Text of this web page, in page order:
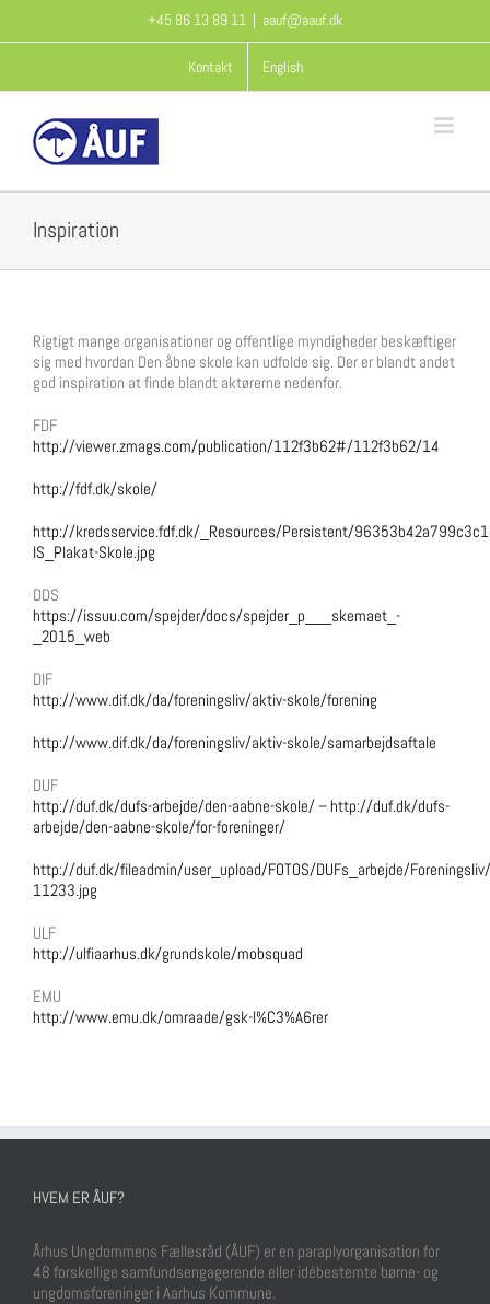
+45 86 13 89 11 aauf@aauf.dk
Kontakt English
Inspiration
Rigtigt mange organisationer og offentlige myndigheder beskæftiger
sig med hvordan Den åbne skole kan udfolde sig. Der er blandt andet
god inspiration at finde blandt aktørerne nedenfor.
FDF
http://viewer.zmags.com/publication/112f3b62#/112f3b62/14
http://fdf.dk/skole/
http://kredsservice.fdf.dk/_Resources/Persistent/
IS_Plakat-Skole.jpg
DDS
https://issuu.com/spejder/docs/spejder_p___skemaet_-
_2015_web
DIF
http://www.dif.dk/da/foreningsliv/aktiv-skole/forening
http://www.dif.dk/da/foreningsliv/aktiv-skole/samarbejdsaftale
DUF
http://duf.dk/dufs-arbejde/den-aabne-skole/ – http://duf.dk/dufs-
arbejde/den-aabne-skole/for-foreninger/
http://duf.dk/fileadmin/user_upload/FOTOS/DUFs_arbejde/
11233.jpg
ULF
http://ulfiaarhus.dk/grundskole/mobsquad
EMU
http://www.emu.dk/omraade/gsk-l%C3%A6rer
HVEM ER ÅUF?
Århus Ungdommens Fællesråd (ÅUF) er en paraplyorganisation for
48 forskellige samfundsengagerende eller idébestemte børne- og
ungdomsforeninger i Aarhus Kommune.